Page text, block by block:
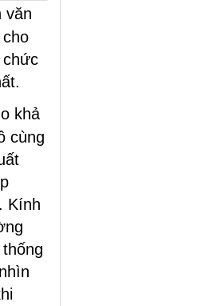
văn
chức
khả
cùng
Kính